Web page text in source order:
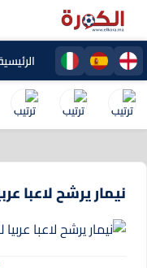
الرئيسية
نيمار يرشح لاعبا